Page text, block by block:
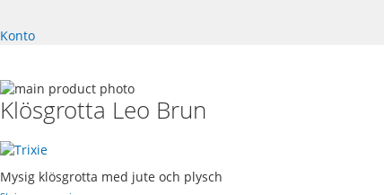
Konto
Skip
to
the
end
of
the
Skip
to
the
beginning
of
Klösgrotta Leo Brun
Mysig klösgrotta med jute och plysch